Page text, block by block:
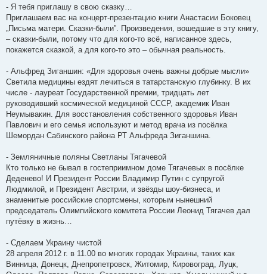
- Я тебя приглашу в свою сказку…
Приглашаем вас на концерт-презентацию книги Анастасии Боковец
„Письма матери. Сказки-были”. Произведения, вошедшие в эту книгу,
– сказки-были, потому что для кого-то всё, написанное здесь,
покажется сказкой, а для кого-то это – обычная реальность.
- Альфред Зиганшин: «Для здоровья очень важны добрые мысли»
Светила медицины ездят лечиться в татарстанскую глубинку. В их
числе - лауреат Государственной премии, тридцать лет
руководивший космической медициной CCCР, академик Иван
Неумывакин. Для восстановления собственного здоровья Иван
Павлович и его семья используют и метод врача из посёлка
Шемордан Сабинского района РТ Альфреда Зиганшина.
- Земляничные поляны Светланы Тягачевой
Кто только не бывал в гостеприимном доме Тягачевых в посёлке
Деденево! И Президент России Владимир Путин с супругой
Людмилой, и Президент Австрии, и звёзды шоу-бизнеса, и
знаменитые российские спортсмены, которым нынешний
председатель Олимпийского комитета России Леонид Тягачев дал
путёвку в жизнь…
- Сделаем Украину чистой
28 апреля 2012 г. в 11.00 во многих городах Украины, таких как
Винница, Донецк, Днепропетровск, Житомир, Кировоград, Луцк,